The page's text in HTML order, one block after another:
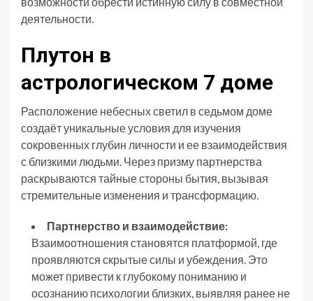
деятельности.
Плутон в
астрологическом 7 доме
Расположение небесных светил в седьмом доме
создаёт уникальные условия для изучения
сокровенных глубин личности и ее взаимодействия
с близкими людьми. Через призму партнерства
раскрываются тайные стороны бытия, вызывая
стремительные изменения и трансформацию.
Партнерство и взаимодействие:
Взаимоотношения становятся платформой, где
проявляются скрытые силы и убеждения. Это
может привести к глубокому пониманию и
осознанию психологии близких, выявляя ранее не